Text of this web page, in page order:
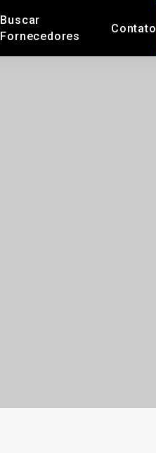
Buscar
Fornecedores
Contato